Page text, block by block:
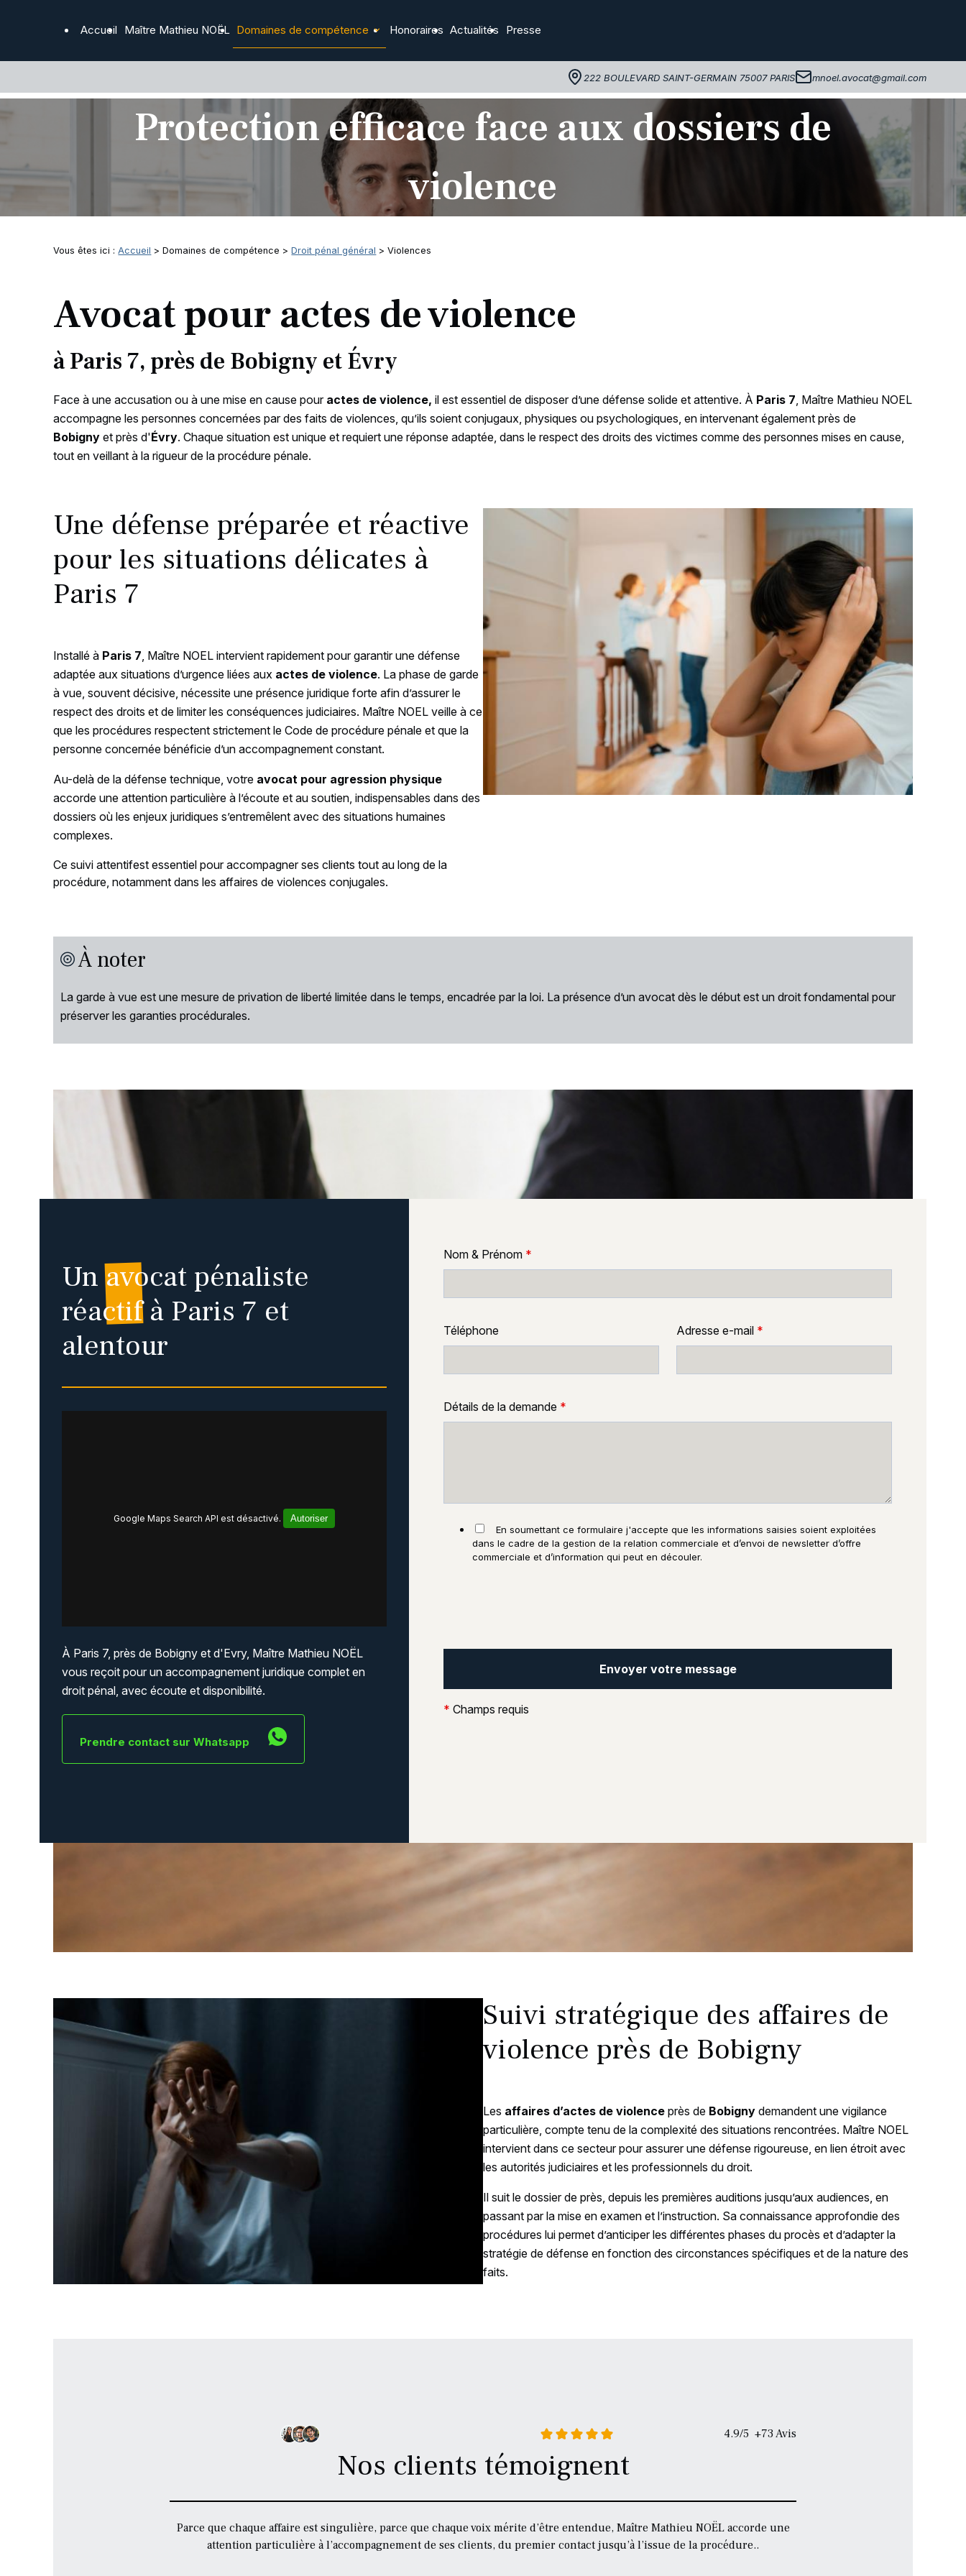
Accueil Maître Mathieu NOËL Domaines de compétence Honoraires Actualités Presse
222 BOULEVARD SAINT-GERMAIN 75007 PARIS mnoel.avocat@gmail.com
Protection efficace face aux dossiers de
violence
Vous êtes ici : Accueil >Domaines de compétence >Droit pénal général > Violences
Avocat pour actes de violence
à Paris 7, près de Bobigny et Évry
Face à une accusation ou à une mise en cause pour actes de violence, il est essentiel de disposer d’une défense solide et attentive. À Paris 7 , Maître Mathieu NOEL
accompagne les personnes concernées par des faits de violences, qu’ils soient conjugaux, physiques ou psychologiques, en intervenant également près de
Bobignyet près d'Évry. Chaque situation est unique et requiert une réponse adaptée, dans le respect des droits des victimes comme des personnes mises en cause,
tout en veillant à la rigueur de la procédure pénale.
Une défense préparée et réactive
pour les situations délicates à
Paris 7
Installé à Paris 7 , Maître NOEL intervient rapidement pour garantir une défense
adaptée aux situations d’urgence liées aux actes de violence. La phase de garde
à vue, souvent décisive, nécessite une présence juridique forte afin d’assurer le
respect des droits et de limiter les conséquences judiciaires. Maître NOEL veille à ce
que les procédures respectent strictement le Code de procédure pénale et que la
personne concernée bénéficie d’un accompagnement constant.
Au-delà de la défense technique, votre avocat pour agression physique
accorde une attention particulière à l’écoute et au soutien, indispensables dans des
dossiers où les enjeux juridiques s’entremêlent avec des situations humaines
complexes.
Ce suivi attentifest essentiel pour accompagner ses clients tout au long de la
procédure, notamment dans les affaires de violences conjugales.
À noter
La garde à vue est une mesure de privation de liberté limitée dans le temps, encadrée par la loi. La présence d’un avocat dès le début est un droit fondamental pour
préserver les garanties procédurales.
Unavocat pénaliste
réactifà Paris 7 et
alentour
Google Maps Search API est désactivé. Autoriser
À Paris 7, près de Bobigny et d'Evry, Maître Mathieu NOËL
vous reçoit pour un accompagnement juridique complet en
droit pénal, avec écoute et disponibilité.
Prendre contact sur Whatsapp
Nom & Prénom *
Téléphone Adresse e-mail *
Détails de la demande *
En soumettant ce formulaire j'accepte que les informations saisies soient exploitées
dans le cadre de la gestion de la relation commerciale et d’envoi de newsletter d’offre
commerciale et d’information qui peut en découler.
* Champs requis
Suivi stratégique des affaires de
violence près de Bobigny
Les affaires d’actes de violence près de Bobigny demandent une vigilance
particulière, compte tenu de la complexité des situations rencontrées. Maître NOEL
intervient dans ce secteur pour assurer une défense rigoureuse, en lien étroit avec
les autorités judiciaires et les professionnels du droit.
Il suit le dossier de près, depuis les premières auditions jusqu’aux audiences, en
passant par la mise en examen et l’instruction. Sa connaissance approfondie des
procédures lui permet d’anticiper les différentes phases du procès et d’adapter la
stratégie de défense en fonction des circonstances spécifiques et de la nature des
faits.
4.9/5 +73 Avis
Nos clients témoignent
Parce que chaque affaire est singulière, parce que chaque voix mérite d’être entendue, Maître Mathieu NOËL accorde une
attention particulière à l’accompagnement de ses clients, du premier contact jusqu’à l’issue de la procédure..